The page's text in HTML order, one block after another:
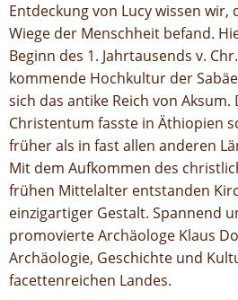
Entdeckung von Lucy wissen wir,
Wiege der Menschheit befand.
Beginn des 1. Jahrtausends v.
kommende Hochkultur der
sich das antike Reich von Aksum.
Christentum fasste in Äthiopien
früher als in fast allen anderen
Mit dem Aufkommen des
frühen Mittelalter entstanden
einzigartiger Gestalt. Spannend
promovierte Archäologe Klaus
Archäologie, Geschichte und
facettenreichen Landes.